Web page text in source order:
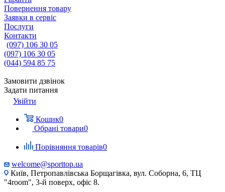
Повернення товару
Заявки в сервіс
Послуги
Контакти
(097) 106 30 05
(097) 106 30 05
(044) 594 85 75
Замовити дзвінок
Задати питання
Увійти
Кошик0
Обрані товари0
Порівняння товарів0
welcome@sporttop.ua
Київ, Петропавлівська Борщагівка, вул. Соборна, 6, ТЦ
"4room", 3-й поверх, офіс 8.